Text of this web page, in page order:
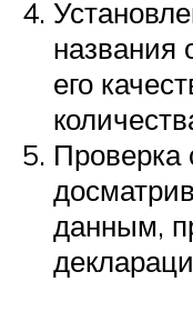
названия
его
Проверка
данным,